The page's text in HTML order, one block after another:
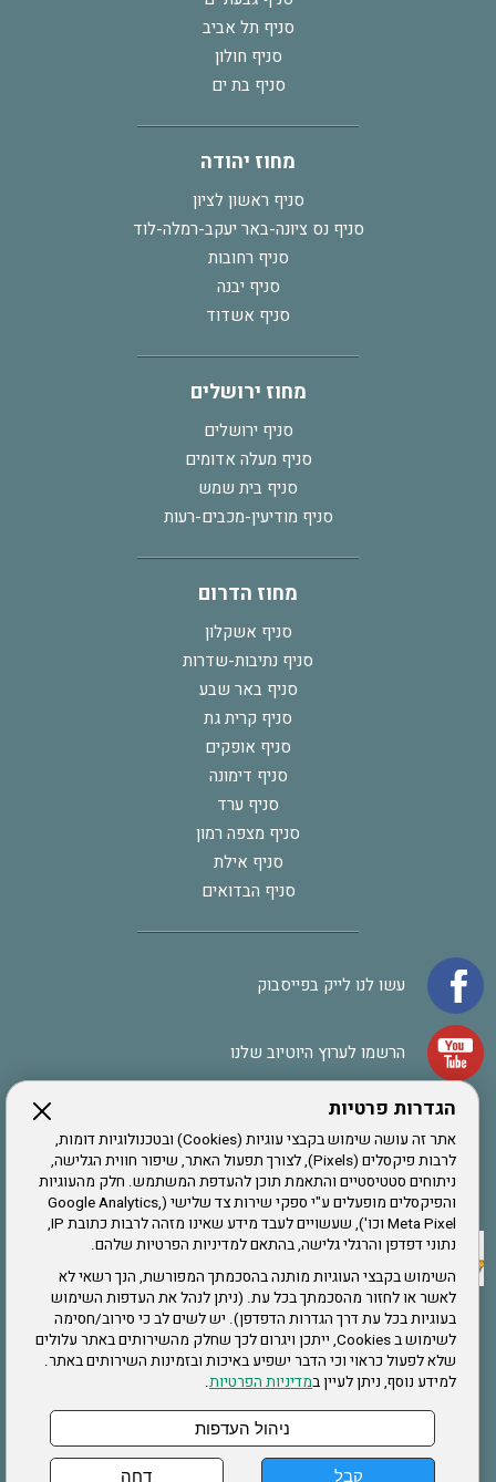
הגדרות פרטיות
אתר זה עושה שימוש בקבצי עוגיות (Cookies) ובטכנולוגיות דומות,
לרבות פיקסלים (Pixels), לצורך תפעול האתר, שיפור חווית הגלישה,
ניתוחים סטטיסטיים והתאמת תוכן להעדפת המשתמש. חלק מהעוגיות
והפיקסלים מופעלים ע"י ספקי שירות צד שלישי (Google Analytics,
Meta Pixel וכו'), שעשויים לעבד מידע שאינו מזהה לרבות כתובת IP,
נתוני דפדפן והרגלי גלישה, בהתאם למדיניות הפרטיות שלהם.
השימוש בקבצי העוגיות מותנה בהסכמתך המפורשת, הנך רשאי לא
לאשר או לחזור מהסכמתך בכל עת. (ניתן לנהל את העדפות השימוש
בעוגיות בכל עת דרך הגדרות הדפדפן). יש לשים לב כי סירוב/חסימה
לשימוש ב Cookies, ייתכן ויגרום לכך שחלק מהשירותים באתר עלולים
שלא לפעול כראוי וכי הדבר ישפיע באיכות ובזמינות השירותים באתר.
למידע נוסף, ניתן לעיין במדיניות הפרטיות.
קבל דחה
ניהול העדפות
סניף תל אביב
סניף חולון
סניף בת ים
מחוז יהודה
סניף ראשון לציון
סניף נס ציונה-באר יעקב-רמלה-לוד
סניף רחובות
סניף יבנה
סניף אשדוד
מחוז ירושלים
סניף ירושלים
סניף מעלה אדומים
סניף בית שמש
סניף מודיעין-מכבים-רעות
מחוז הדרום
סניף אשקלון
סניף נתיבות-שדרות
סניף באר שבע
סניף קרית גת
סניף אופקים
סניף דימונה
סניף ערד
סניף מצפה רמון
סניף אילת
סניף הבדואים
עשו לנו לייק בפייסבוק
הרשמו לערוץ היוטיוב שלנו
אתר צה"ל
תקנון האתר
שירותים
תעסוקה
בריאות